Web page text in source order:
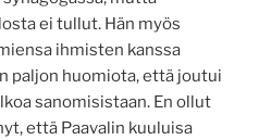
ei tullut. Hän myös
ihmisten kanssa
paljon huomiota, että joutui
sanomisistaan. En ollut
että Paavalin kuuluisa